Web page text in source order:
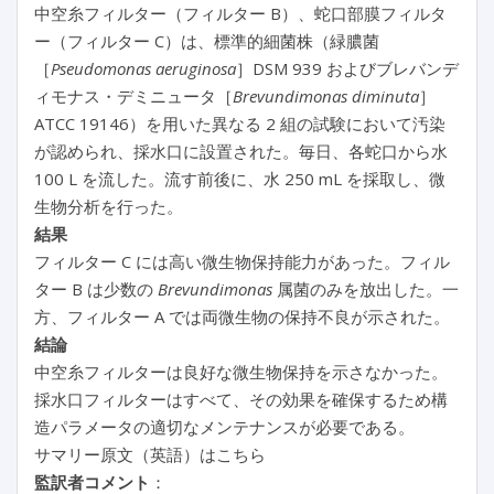
中空糸フィルター（フィルター B）、蛇口部膜フィルタ
ー（フィルター C）は、標準的細菌株（緑膿菌
［Pseudomonas aeruginosa］DSM 939 およびブレバンデ
ィモナス・デミニュータ［Brevundimonas diminuta］
ATCC 19146）を用いた異なる 2 組の試験において汚染
が認められ、採水口に設置された。毎日、各蛇口から水
100 L を流した。流す前後に、水 250 mL を採取し、微
生物分析を行った。
結果
フィルター C には高い微生物保持能力があった。フィル
ター B は少数の Brevundimonas 属菌のみを放出した。一
方、フィルター A では両微生物の保持不良が示された。
結論
中空糸フィルターは良好な微生物保持を示さなかった。
採水口フィルターはすべて、その効果を確保するため構
造パラメータの適切なメンテナンスが必要である。
サマリー原文（英語）はこちら
監訳者コメント ：